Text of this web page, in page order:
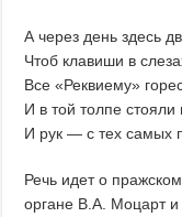
А через день здесь
Чтоб клавиши в
Все «Реквиему»
И в той толпе
И рук — с тех самых
Речь идет о
органе В.А. Моцарт и